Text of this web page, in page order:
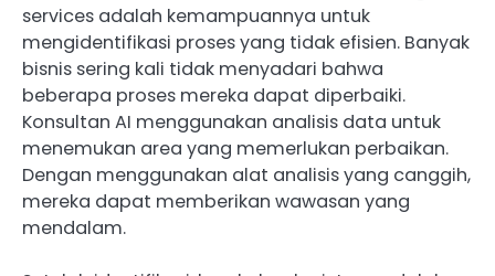
services adalah kemampuannya untuk
mengidentifikasi proses yang tidak efisien. Banyak
bisnis sering kali tidak menyadari bahwa
beberapa proses mereka dapat diperbaiki.
Konsultan AI menggunakan analisis data untuk
menemukan area yang memerlukan perbaikan.
Dengan menggunakan alat analisis yang canggih,
mereka dapat memberikan wawasan yang
mendalam.